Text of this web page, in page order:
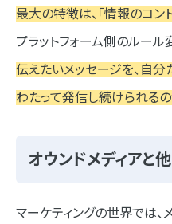
PFP様
最大の特徴は、「情報のコン
プラットフォーム側のルール
伝えたいメッセージを、自分
わたって発信し続けられる
オウンドメディアと
マーケティングの世界では、